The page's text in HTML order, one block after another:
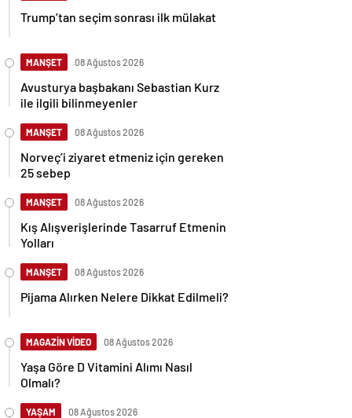
Trump’tan seçim sonrası ilk mülakat
MANŞET 08 Ağustos 2026
Avusturya başbakanı Sebastian Kurz
ile ilgili bilinmeyenler
MANŞET 08 Ağustos 2026
Norveç’i ziyaret etmeniz için gereken
25 sebep
MANŞET 08 Ağustos 2026
Kış Alışverişlerinde Tasarruf Etmenin
Yolları
MANŞET 08 Ağustos 2026
Pijama Alırken Nelere Dikkat Edilmeli?
MAGAZİN VİDEO 08 Ağustos 2026
Yaşa Göre D Vitamini Alımı Nasıl
Olmalı?
YAŞAM 08 Ağustos 2026